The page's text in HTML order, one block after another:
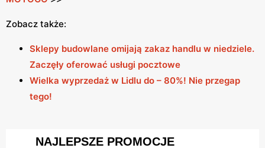
Zobacz także:
Sklepy budowlane omijają zakaz handlu w niedziele.
Zaczęły oferować usługi pocztowe
Wielka wyprzedaż w Lidlu do – 80%! Nie przegap
tego!